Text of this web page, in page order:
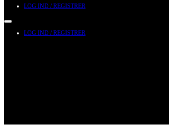
LOG IND / REGISTRER
LOG IND / REGISTRER